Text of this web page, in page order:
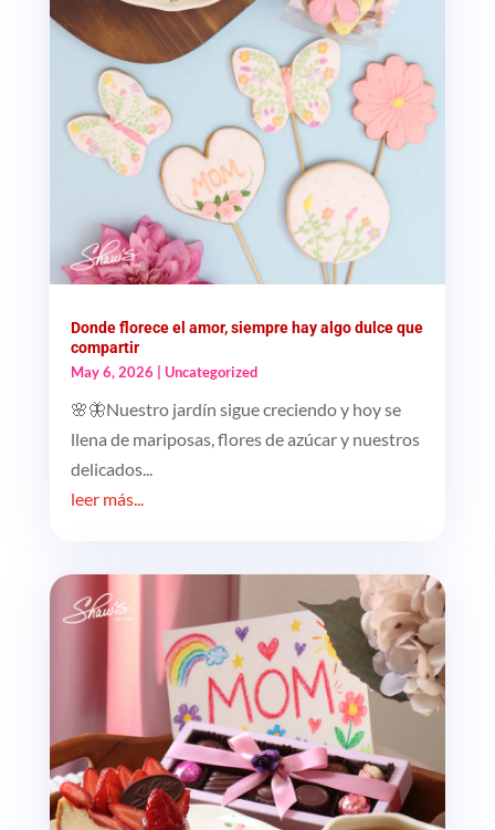
Donde florece el amor, siempre hay algo dulce que
compartir
May 6, 2026
Uncategorized
🌸🦋Nuestro jardín sigue creciendo y hoy se
llena de mariposas, flores de azúcar y nuestros
delicados...
leer más...